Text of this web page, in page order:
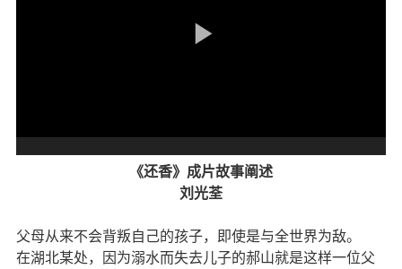
《还香》成片故事阐述
刘光荃
父母从来不会背叛自己的孩子，即使是与全世界为敌。
在湖北某处，因为溺水而失去儿子的郝山就是这样一位父